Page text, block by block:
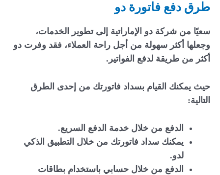
طرق دفع فاتورة دو
سعيًا من شركة دو الإماراتية إلى تطوير الخدمات،
وجعلها أكثر سهولة من أجل راحة العملاء، فقد وفرت دو
أكثر من طريقة لدفع الفواتير.
حيث يمكنك القيام بسداد فاتورتك من إحدى الطرق
التالية:
الدفع من خلال خدمة الدفع السريع.
يمكنك سداد فاتورتك من خلال التطبيق الذكي
لدو.
الدفع من خلال حسابي باستخدام بطاقات